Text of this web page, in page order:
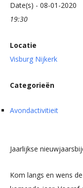
Date(s) - 08-01-2020
19:30
Locatie
Visburg Nijkerk
Categorieën
Avondactivitieit
Jaarlijkse
Kom langs en wens